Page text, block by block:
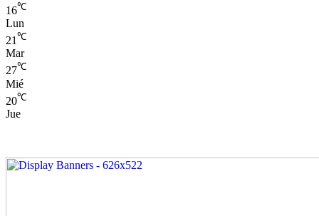
16℃
Lun
21 ℃
Mar
27℃
Mié
20℃
Jue